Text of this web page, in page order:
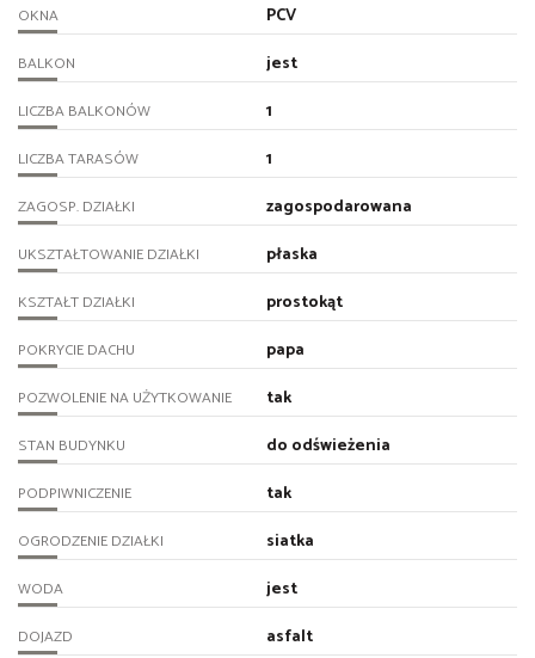
OKNA PCV
BALKON jest
LICZBA BALKONÓW 1
LICZBA TARASÓW 1
ZAGOSP. DZIAŁKI zagospodarowana
UKSZTAŁTOWANIE DZIAŁKI płaska
KSZTAŁT DZIAŁKI prostokąt
POKRYCIE DACHU papa
POZWOLENIE NA UŻYTKOWANIE tak
STAN BUDYNKU do odświeżenia
PODPIWNICZENIE tak
OGRODZENIE DZIAŁKI siatka
WODA jest
DOJAZD asfalt